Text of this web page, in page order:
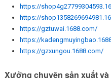
https://
https://
https://gztuwai.1688.com/
https://
https://gzxungou.1688.com/
Xưởng chuyên sản xuất